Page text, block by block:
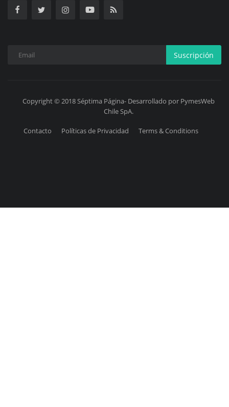
Suscripción
Copyright © 2018 Séptima Página- Desarrollado por PymesWeb
Chile SpA.
Contacto Políticas de Privacidad Terms & Conditions